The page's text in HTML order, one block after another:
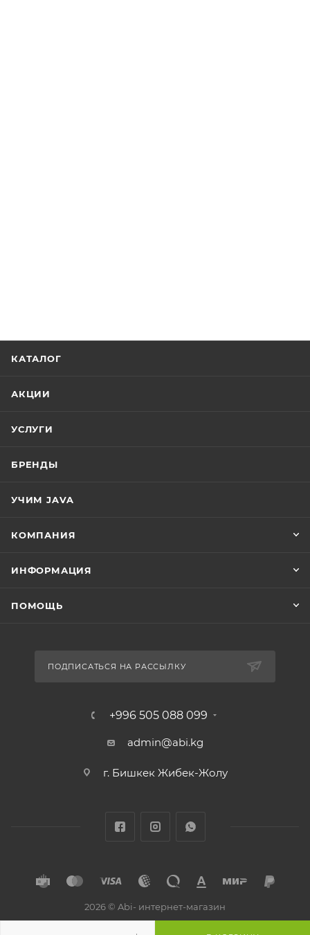
КАТАЛОГ
АКЦИИ
УСЛУГИ
БРЕНДЫ
УЧИМ JAVA
КОМПАНИЯ
ИНФОРМАЦИЯ
ПОМОЩЬ
ПОДПИСАТЬСЯ НА РАССЫЛКУ
+996 505 088 099
admin@abi.kg
г. Бишкек Жибек-Жолу
2026 © Abi- интернет-магазин